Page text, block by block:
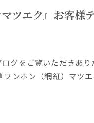
ツエク』お客様
グをご覧いただきあ
ンホン（網紅）マツ